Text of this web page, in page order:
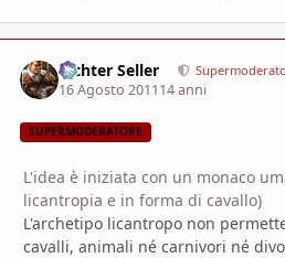
Richter Seller
16 Agosto 201114 anni
SUPERMODERATORE
L'idea è iniziata con un monaco
licantropia e in forma di cavallo)
L'archetipo licantropo non
cavalli, animali né carnivori né